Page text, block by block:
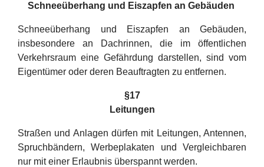
Schneeüberhang und Eiszapfen an Gebäuden
Schneeüberhang und Eiszapfen an Gebäuden,
insbesondere an Dachrinnen, die im öffentlichen
Verkehrsraum eine Gefährdung darstellen, sind vom
Eigentümer oder deren Beauftragten zu entfernen.
§17
Leitungen
Straßen und Anlagen dürfen mit Leitungen, Antennen,
Spruchbändern, Werbeplakaten und Vergleichbaren
nur mit einer Erlaubnis überspannt werden.